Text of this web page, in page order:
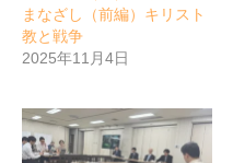
まなざし（前編）キリスト
教と戦争
2025年11月4日